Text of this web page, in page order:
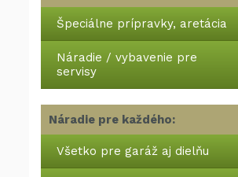
Špeciálne prípravky, aretácia
Náradie / vybavenie pre
servisy
Náradie pre každého:
Všetko pre garáž aj dielňu